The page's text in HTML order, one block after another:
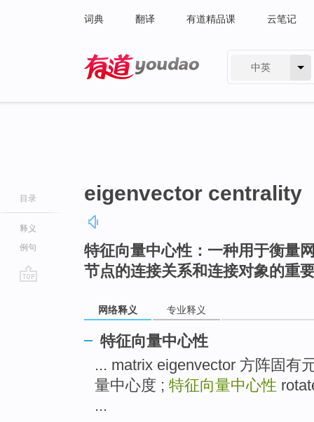
词典 翻译 有道精品课 云笔记
中英
目录
释义
例句
eigenvector centrality
特征向量中心性：一种用于衡量
节点的连接关系和连接对象的重
网络释义 专业释义
特征向量中心性
... matrix eigenvector 方阵固有
量中心度 ; 特征向量中心性
...